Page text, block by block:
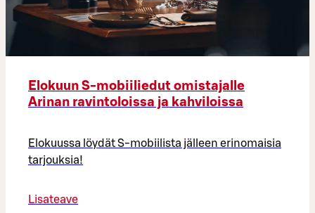
Elokuun S-mobiiliedut omistajalle
Arinan ravintoloissa ja kahviloissa
Elokuussa löydät S-mobiilista jälleen erinomaisia
tarjouksia!
Lisateave